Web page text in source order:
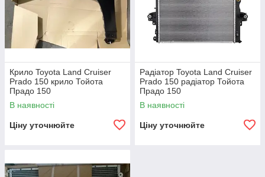
Крило Toyota Land Cruiser
Prado 150 крило Тойота
Прадо 150
В наявності
Ціну уточнюйте
Радіатор Toyota Land Cruiser
Prado 150 радіатор Тойота
Прадо 150
В наявності
Ціну уточнюйте